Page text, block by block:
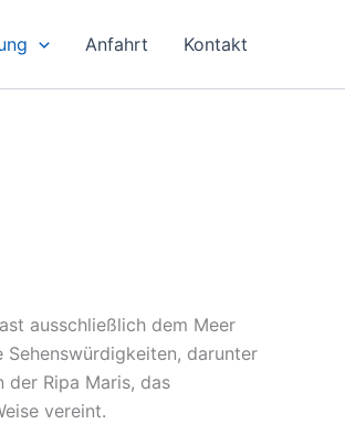
Anfahrt Kontakt
ausschließlich dem Meer
darunter
Ripa Maris, das
vereint.